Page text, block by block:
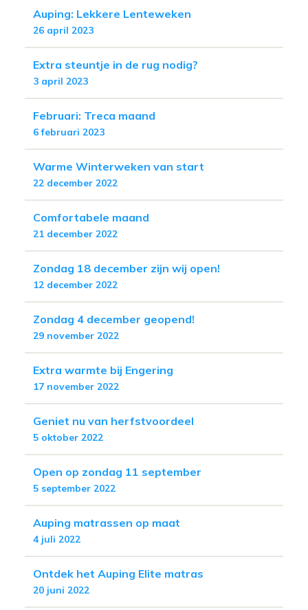
Auping: Lekkere Lenteweken
26 april 2023
Extra steuntje in de rug nodig?
3 april 2023
Februari: Treca maand
6 februari 2023
Warme Winterweken van start
22 december 2022
Comfortabele maand
21 december 2022
Zondag 18 december zijn wij open!
12 december 2022
Zondag 4 december geopend!
29 november 2022
Extra warmte bij Engering
17 november 2022
Geniet nu van herfstvoordeel
5 oktober 2022
Open op zondag 11 september
5 september 2022
Auping matrassen op maat
4 juli 2022
Ontdek het Auping Elite matras
20 juni 2022